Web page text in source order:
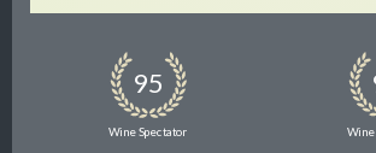
95
Wine Spectator